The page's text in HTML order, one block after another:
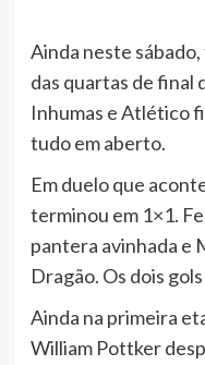
Ainda neste
das quartas de final
Inhumas e Atlético
tudo em aberto.
Em duelo que
terminou em 1×1.
pantera avinhada e
Dragão. Os dois
Ainda na primeira
William Pottker